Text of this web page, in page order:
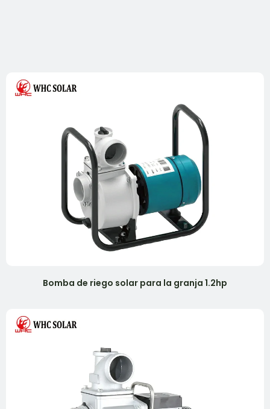
Bomba de riego solar para la granja 1.2hp